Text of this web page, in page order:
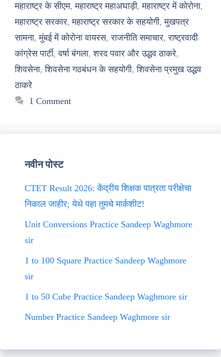
महाराष्ट्र के सीएम,महाराष्ट्र महाअघाड़ी,महाराष्ट्र में कोरोना,
महाराष्ट्र सरकार,महाराष्ट्र सरकार के सहयोगी,मुखपत्र
सामना,मुंबई में कोरोना वायरस,राजनीति समाचार,राष्ट्रवादी
कांग्रेस पार्टी,वर्षा बंगला,शरद पवार और उद्धव ठाकरे,
शिवसेना,शिवसेना गठबंधन के सहयोगी,शिवसेना प्रमुख उद्धव
ठाकरे
1 Comment
नवीन पोस्ट
CTET Result 2026: केंद्रीय शिक्षक पात्रता परीक्षेचा
निकाल जाहीर; येथे पहा तुमचे मार्कशीट!
Unit Conversions Practice Sandeep Waghmore
sir
1 to 100 Square Practice Sandeep Waghmore
sir
1 to 50 Cube Practice Sandeep Waghmore sir
Number Practice Sandeep Waghmore sir